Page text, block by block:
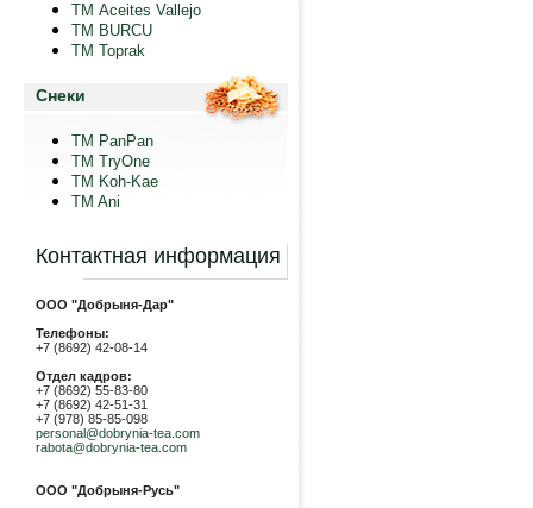
ТМ Aceites Vallejo
TM BURCU
TM Toprak
Снеки
TM PanPan
ТМ TryOne
ТМ Koh-Kae
TM Ani
Контактная информация
ООО "Добрыня-Дар"
Телефоны:
+7 (8692) 42-08-14
Отдел кадров:
+7 (8692) 55-83-80
+7 (8692) 42-51-31
+7 (978) 85-85-098
personal@dobrynia-tea.com
rabota@dobrynia-tea.com
ООО "Добрыня-Русь"